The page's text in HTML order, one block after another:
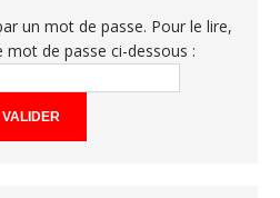
un mot de passe. Pour le lire,
mot de passe ci-dessous :